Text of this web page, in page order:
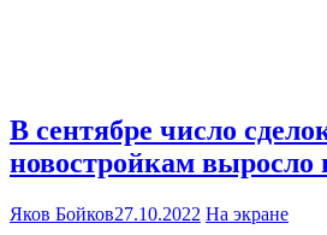
В сентябре число
новостройкам выросло
Яков Бойков27.10.2022 На экране